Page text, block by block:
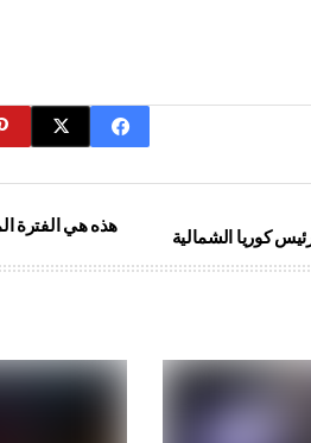
هذه هي الفترة
كوريا الشمالية